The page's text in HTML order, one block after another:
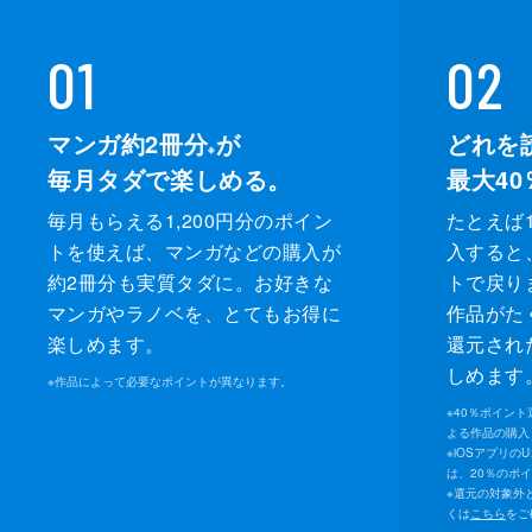
01
マンガ約2冊分※が
毎月タダで楽しめる。
毎月もらえる1,200円分のポイン
トを使えば、マンガなどの購入が
約2冊分も実質タダに。お好きな
マンガやラノベを、とてもお得に
楽しめます。
※作品によって必要なポイントが異なります。
02
どれを
最大40
たとえ
入する
トで戻
作品がた
還元され
しめます
※40％ポイント
よる作品の購
※iOSアプリの
は、20％のポ
※還元の対象外
くはこちらを